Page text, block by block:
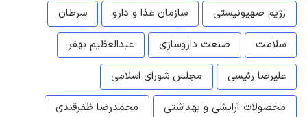
رژیم صهیونیستی
سازمان غذا و دارو
سرطان
سلامت
صنعت داروسازی
عبدالعظیم بهفر
علیرضا رئیسی
مجلس شورای اسلامی
محصولات آرایشی و بهداشتی
محمدرضا ظفرقندی